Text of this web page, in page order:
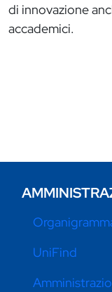
di innovazione
accademici.
UniFind